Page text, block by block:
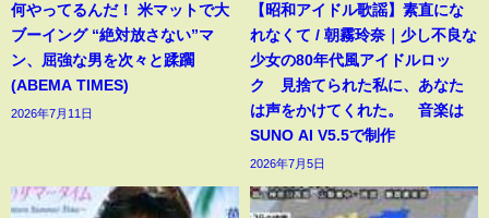
何やってるんだ！ 米マットで大
ブーイング “絶対放さない”マ
ン、屈強な男を次々と蹂躙
(ABEMA TIMES)
2026年7月11日
【昭和アイドル歌謡】素直にな
れなくて / 朝霧玲奈｜少し不良な
少女の80年代風アイドルロッ
ク 見捨てられた私に、あなた
は声をかけてくれた。 音楽は
SUNO AI V5.5で制作
2026年7月5日